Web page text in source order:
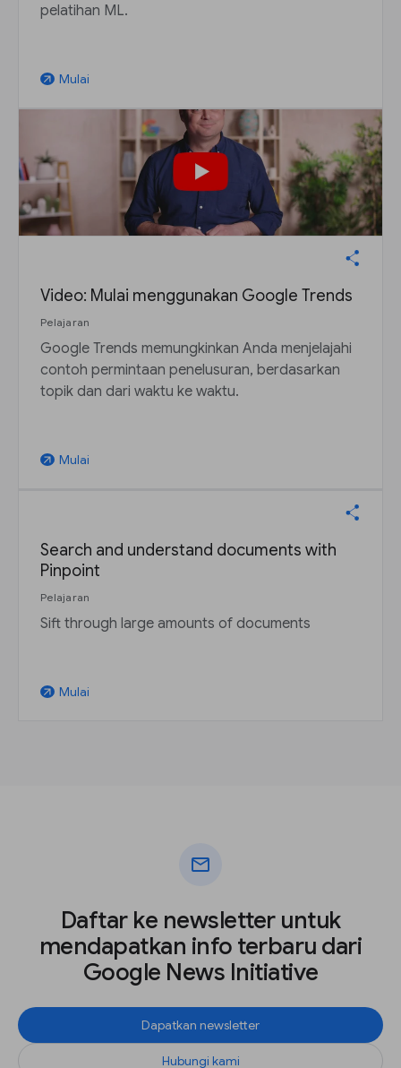
pelatihan ML.
arrow_outward Mulai
Video: Mulai menggunakan Google Trends
Pelajaran
Google Trends memungkinkan Anda menjelajahi
contoh permintaan penelusuran, berdasarkan
topik dan dari waktu ke waktu.
arrow_outward Mulai
Search and understand documents with
Pinpoint
Pelajaran
Sift through large amounts of documents
arrow_outward Mulai
mail
Daftar ke newsletter untuk
mendapatkan info terbaru dari
Google News Initiative
Dapatkan newsletter
Hubungi kami